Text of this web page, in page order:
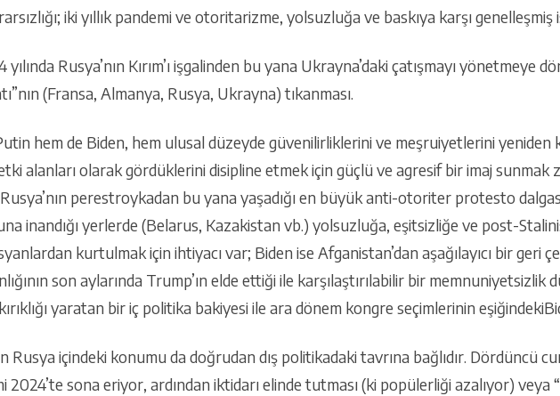
iki yıllık pandemi ve otoritarizme, yolsuzluğa ve baskıya karşı
yılında Rusya’nın Kırım’ı işgalinden bu yana Ukrayna’daki çatışmayı yönetmeye
(Fransa, Almanya, Rusya, Ukrayna) tıkanması.
hem de Biden, hem ulusal düzeyde güvenilirliklerini ve meşruiyetlerini yeniden
alanları olarak gördüklerini disipline etmek için güçlü ve agresif bir imaj sunmak
perestroykadan bu yana yaşadığı en büyük anti-otoriter protesto
inandığı yerlerde (Belarus, Kazakistan vb.) yolsuzluğa, eşitsizliğe ve post-
kurtulmak için ihtiyacı var; Biden ise Afganistan’dan aşağılayıcı bir geri
son aylarında Trump’ın elde ettiği ile karşılaştırılabilir bir memnuniyetsizlik
yaratan bir iç politika bakiyesi ile ara dönem kongre seçimlerinin
Rusya içindeki konumu da doğrudan dış politikadaki tavrına bağlıdır. Dördüncü
2024’te sona eriyor, ardından iktidarı elinde tutması (ki popülerliği azalıyor) veya